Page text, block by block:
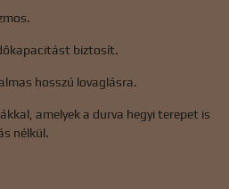
biztosít.
hosszú lovaglásra.
amelyek a durva hegyi terepet is
nélkül.